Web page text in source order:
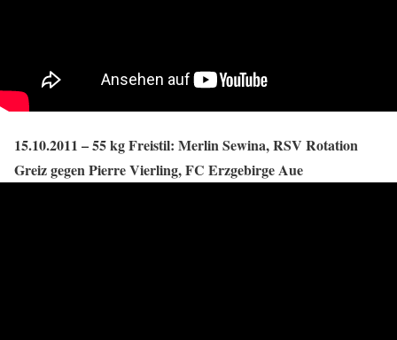
15.10.2011 – 55 kg Freistil: Merlin Sewina, RSV Rotation
Greiz gegen Pierre Vierling, FC Erzgebirge Aue